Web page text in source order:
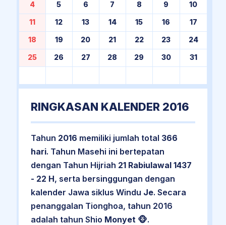
4 5 6 7 8 9 10
11 12 13 14 15 16 17
18 19 20 21 22 23 24
25 26 27 28 29 30 31
RINGKASAN KALENDER 2016
Tahun 2016 memiliki jumlah total 366
hari. Tahun Masehi ini bertepatan
dengan Tahun Hijriah 21 Rabiulawal 1437
- 22 H, serta bersinggungan dengan
kalender Jawa siklus Windu Je. Secara
penanggalan Tionghoa, tahun 2016
adalah tahun Shio Monyet 🐵.